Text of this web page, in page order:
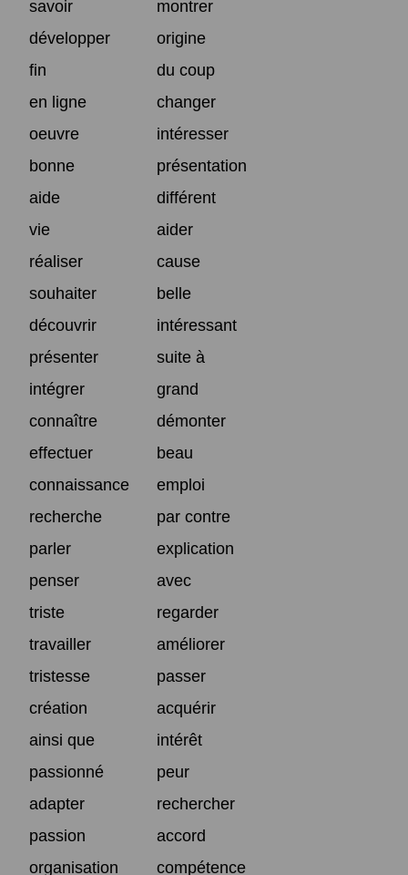
savoir
montrer
développer
origine
fin
du coup
en ligne
changer
oeuvre
intéresser
bonne
présentation
aide
différent
vie
aider
réaliser
cause
souhaiter
belle
découvrir
intéressant
présenter
suite à
intégrer
grand
connaître
démonter
effectuer
beau
connaissance
emploi
recherche
par contre
parler
explication
penser
avec
triste
regarder
travailler
améliorer
tristesse
passer
création
acquérir
ainsi que
intérêt
passionné
peur
adapter
rechercher
passion
accord
organisation
compétence